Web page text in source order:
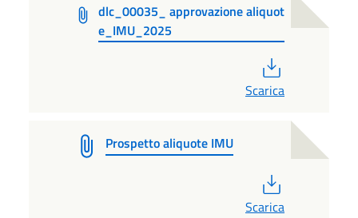
dlc_00035_ approvazione aliquot
e_IMU_2025
Scarica
Prospetto aliquote IMU
Scarica